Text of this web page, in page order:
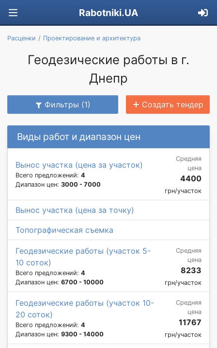
Rabotniki.UA
Расценки Проектирование и архитектура
Геодезические работы в г.
Днепр
Фильтры (1) Создать тендер
Виды работ и диапазон цен
Вынос участка (цена за участок)
Всего предложений: 4
Диапазон цен: 3000 - 7000
Средняя
цена
4400
грн/участок
Вынос участка (цена за точку)
Топографическая съемка
Геодезические работы (участок 5-
10 соток)
Всего предложений: 4
Диапазон цен: 6700 - 10000
Средняя
цена
8233
грн/участок
Геодезические работы (участок 10-
20 соток)
Всего предложений: 4
Диапазон цен: 9300 - 14000
Средняя
цена
11767
грн/участок